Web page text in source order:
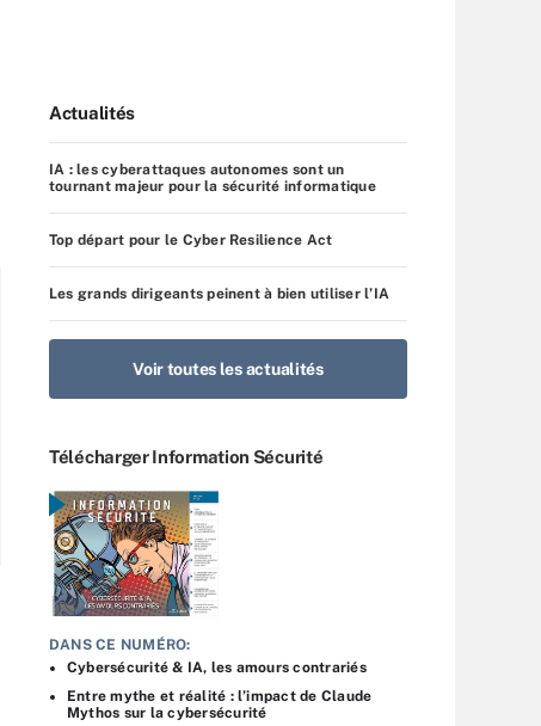
Actualités
IA : les cyberattaques autonomes sont un
tournant majeur pour la sécurité informatique
Top départ pour le Cyber Resilience Act
Les grands dirigeants peinent à bien utiliser l’IA
Voir toutes les actualités
Télécharger Information Sécurité
DANS CE NUMÉRO:
Cybersécurité & IA, les amours contrariés
Entre mythe et réalité : l’impact de Claude
Mythos sur la cybersécurité